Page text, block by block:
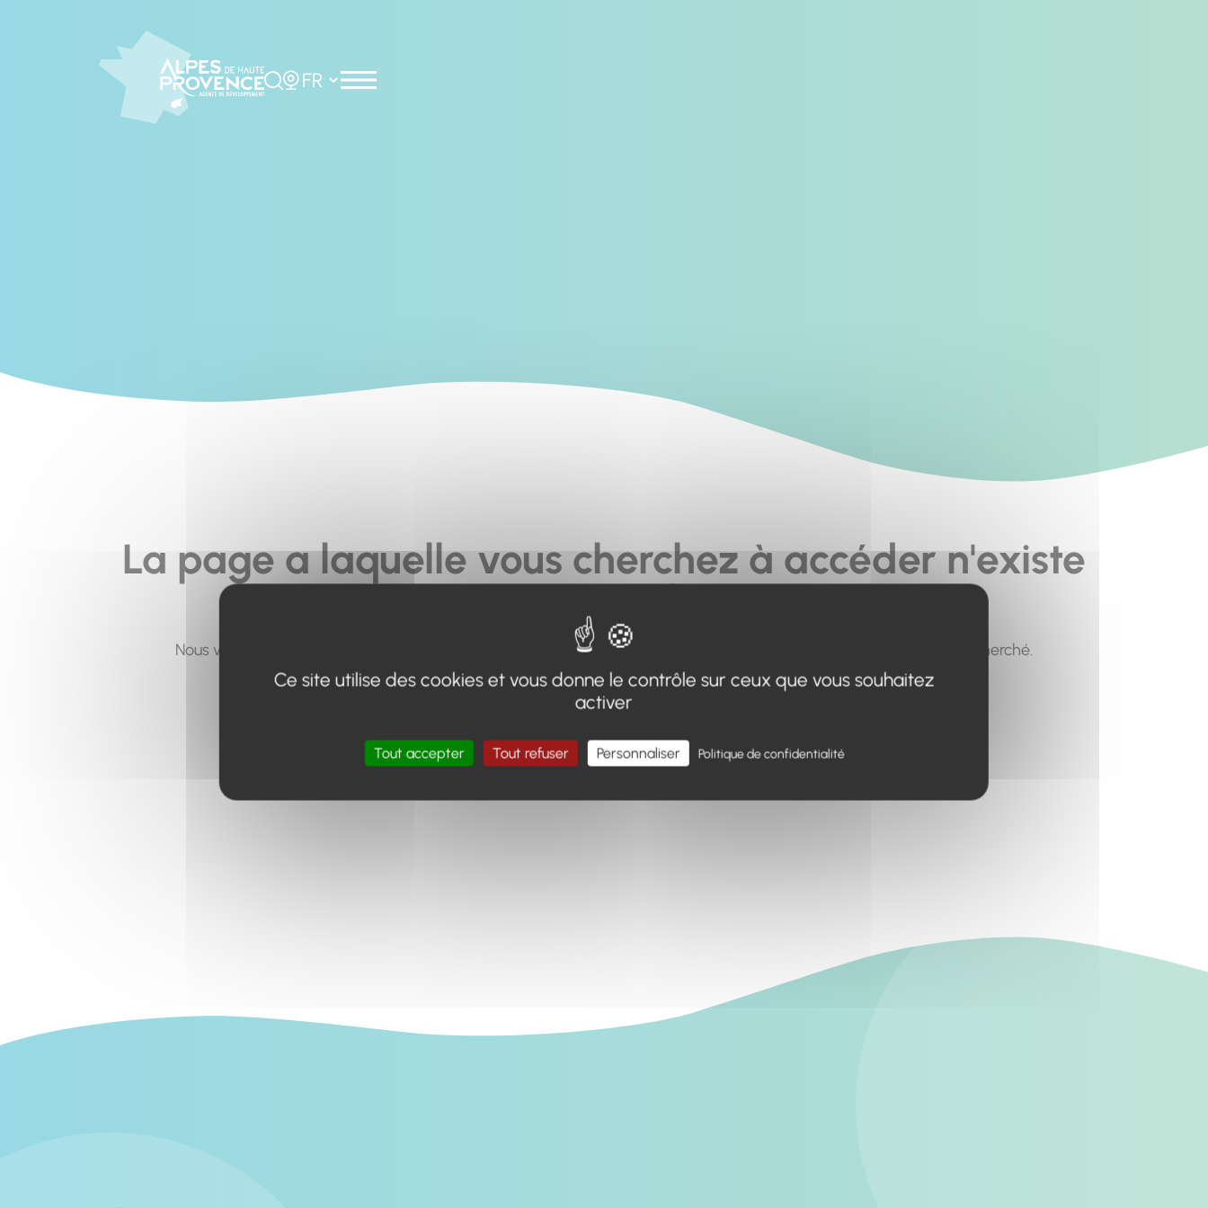
Rechercher
Choisir la langue
La page a laquelle vous cherchez à accéder n'existe
pas... ou plus.
Nous vous invitons à utiliser le moteur de recherche en haut de page, ou à utiliser le menu pour trouver le contenu recherché.
Retour à l'accueil
Ce site utilise des cookies et vous donne le contrôle sur ceux que vous souhaitez
activer
Tout accepter Tout refuser Personnaliser Politique de confidentialité